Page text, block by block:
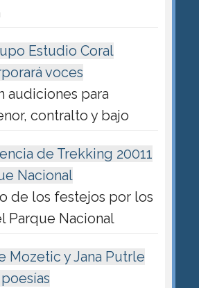
Estudio Coral
voces
audiciones para
contralto y bajo
de Trekking 20011
Nacional
de los festejos por los
Parque Nacional
Mozetic y Jana Putrle